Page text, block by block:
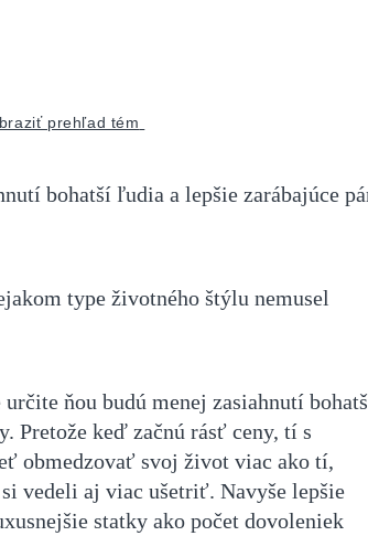
prehľad tém
bohatší ľudia a lepšie zarábajúce
type životného štýlu nemusel
ňou budú menej zasiahnutí
Pretože keď začnú rásť ceny, tí s
obmedzovať svoj život viac ako tí,
vedeli aj viac ušetriť. Navyše lepšie
statky ako počet dovoleniek